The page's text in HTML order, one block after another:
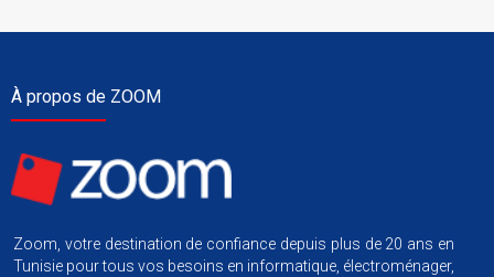
À propos de ZOOM
Zoom, votre destination de confiance depuis plus de 20 ans en
Tunisie pour tous vos besoins en informatique, électroménager,